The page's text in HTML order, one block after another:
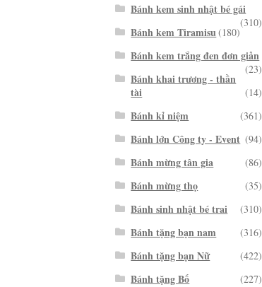
Bánh kem sinh nhật bé gái
(310)
Bánh kem Tiramisu(180)
Bánh kem trắng đen đơn giản
(23)
Bánh khai trương - thần
tài
(14)
Bánh kỉ niệm (361)
Bánh lớn Công ty - Event (94)
Bánh mừng tân gia (86)
Bánh mừng thọ (35)
Bánh sinh nhật bé trai (310)
Bánh tặng bạn nam (316)
Bánh tặng bạn Nữ (422)
Bánh tặng Bố (227)